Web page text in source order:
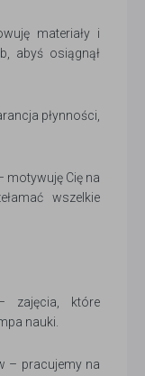
materiały i
abyś osiągnął
płynności,
motywuję Cię na
wszelkie
zajęcia, które
nauki.
– pracujemy na